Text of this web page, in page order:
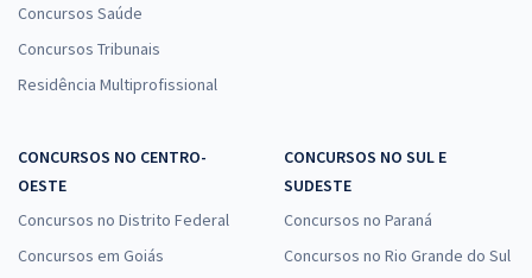
Concursos Saúde
Concursos Tribunais
Residência Multiprofissional
CONCURSOS NO CENTRO-
OESTE
Concursos no Distrito Federal
Concursos em Goiás
CONCURSOS NO SUL E
SUDESTE
Concursos no Paraná
Concursos no Rio Grande do Sul